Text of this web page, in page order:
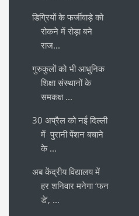
डिग्रियों के फर्जीवाड़े को
रोकने में रोड़ा बने
राज...
गुरुकुलों को भी आधुनिक
शिक्षा संस्थानों के
समकक्ष ...
30 अप्रैल को नई दिल्ली
में पुरानी पेंशन बचाने
के ...
अब केंद्रीय विद्यालय में
हर शनिवार मनेगा ‘फन
डे’, ...